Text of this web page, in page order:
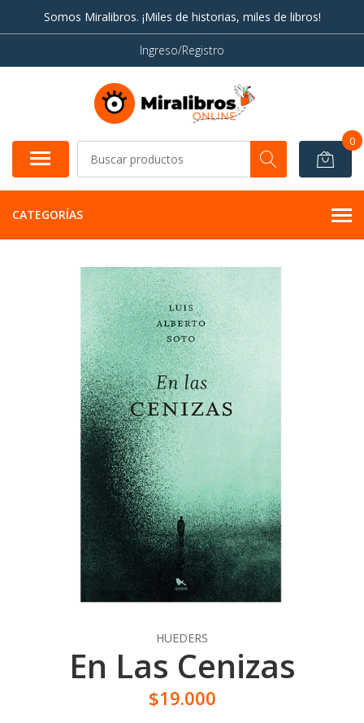
Somos Miralibros. ¡Miles de historias, miles de libros!
Ingreso/Registro
0
CATEGORÍAS
HUEDERS
En Las Cenizas
$19.000